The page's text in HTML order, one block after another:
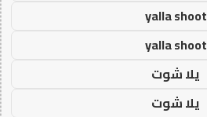
yalla shoot
yalla shoot
يلا شوت
يلا شوت